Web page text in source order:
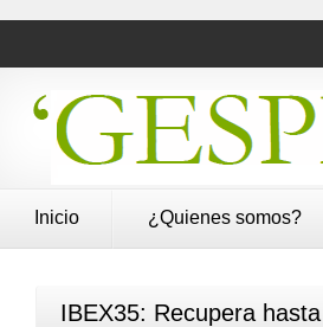
Inicio ¿Quienes somos?
IBEX35: Recupera